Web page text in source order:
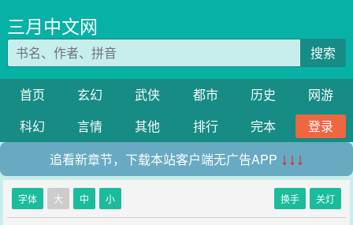
三月中文网
搜索
首页 玄幻 武侠 都市 历史
网游
科幻
言情 其他 排行 完本
登录
追看新章节，下载本站客户端无广告APP ↓↓↓
字体 大 中 小 换手 关灯